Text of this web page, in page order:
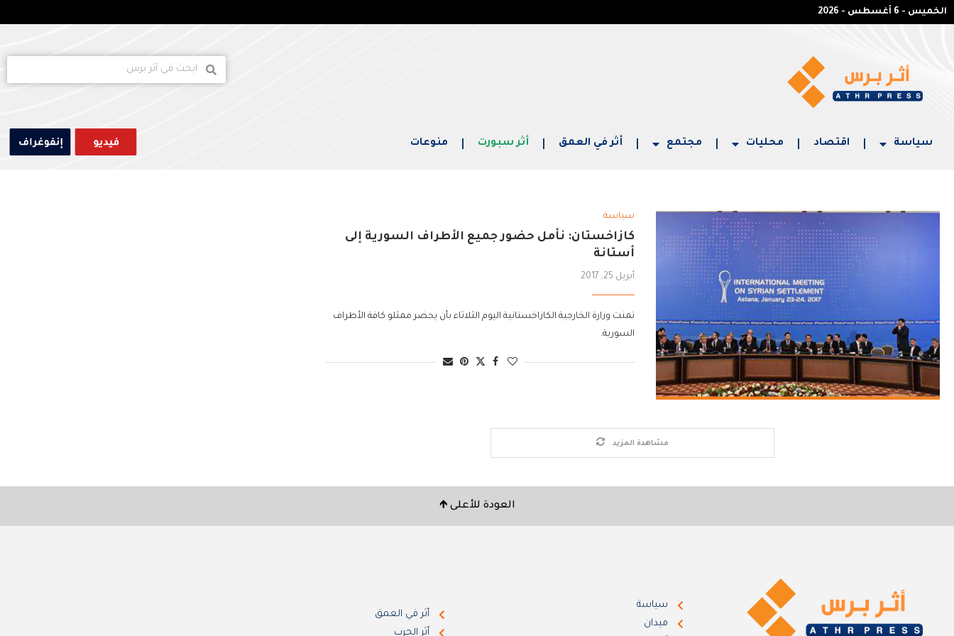
الخميس - 6 أغسطس - 2026
سياسة اقتصاد محليات مجتمع أثر في العمق أثر سبورت منوعات
سياسة
كازاخستان: نأمل حضور جميع الأطراف السورية إلى
أستانة
أبريل 25, 2017
تمنت وزارة الخارجية الكازاخستانية اليوم الثلاثاء بأن يحضر ممثلو كافة الأطراف
السورية.
مشاهدة المزيد
العودة للأعلى 🡹
سياسة
ميدان
أثر في العمق
أثر الحرب